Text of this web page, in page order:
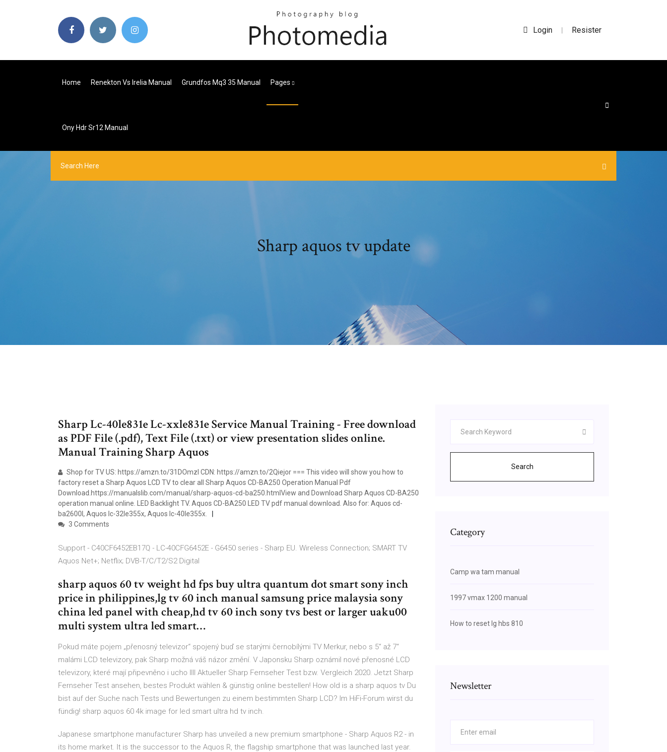
Login | Resister
Home Renekton Vs Irelia Manual Grundfos Mq3 35 Manual Pages
Ony Hdr Sr12 Manual
Sharp aquos tv update
Sharp Lc-40le831e Lc-xxle831e Service Manual Training - Free download
as PDF File (.pdf), Text File (.txt) or view presentation slides online.
Manual Training Sharp Aquos
Shop for TV US: https://amzn.to/31DOmzl CDN: https://amzn.to/2Qiejor === This video will show you how to
factory reset a Sharp Aquos LCD TV to clear all Sharp Aquos CD-BA250 Operation Manual Pdf
Download.https://manualslib.com/manual/sharp-aquos-cd-ba250.htmlView and Download Sharp Aquos CD-BA250
operation manual online. LED Backlight TV. Aquos CD-BA250 LED TV pdf manual download. Also for: Aquos cd-
ba2600l, Aquos lc-32le355x, Aquos lc-40le355x.
3 Comments
Support - C40CF6452EB17Q - LC-40CFG6452E - G6450 series - Sharp EU. Wireless Connection; SMART TV
Aquos Net+; Netflix; DVB-T/C/T2/S2 Digital
sharp aquos 60 tv weight hd fps buy ultra quantum dot smart sony inch
price in philippines,lg tv 60 inch manual samsung price malaysia sony
china led panel with cheap,hd tv 60 inch sony tvs best or larger uaku00
multi system ultra led smart…
Pokud máte pojem „přenosný televizor“ spojený buď se starými černobílými TV Merkur, nebo s 5“ až 7“
malámi LCD televizory, pak Sharp možná váš názor změní. V Japonsku Sharp oznámil nové přenosné LCD
televizory, které mají připevněno i ucho llll Aktueller Sharp Fernseher Test bzw. Vergleich 2020. Jetzt Sharp
Fernseher Test ansehen, bestes Produkt wählen & günstig online bestellen! How old is a sharp aquos tv Du
bist auf der Suche nach Tests und Bewertungen zu einem bestimmten Sharp LCD? Im HiFi-Forum wirst du
fündig! sharp aquos 60 4k image for led smart ultra hd tv inch.
Japanese smartphone manufacturer Sharp has unveiled a new premium smartphone - Sharp Aquos R2 - in
its home market. It is the successor to the Aquos R, the flagship smartphone that was launched last year.
Search
Category
Camp wa tam manual
1997 vmax 1200 manual
How to reset lg hbs 810
Newsletter